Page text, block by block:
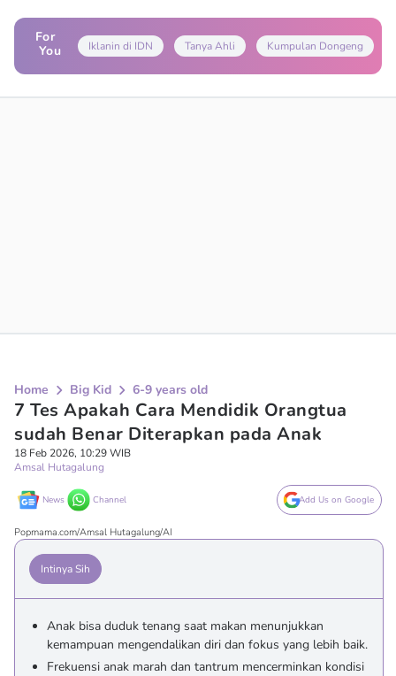
For
You
Iklanin di IDN Tanya Ahli Kumpulan Dongeng
Home Big Kid 6-9 years old
7 Tes Apakah Cara Mendidik Orangtua
sudah Benar Diterapkan pada Anak
18 Feb 2026, 10:29 WIB
Amsal Hutagalung
News Channel Add Us on Google
Popmama.com/Amsal Hutagalung/AI
Intinya Sih
Anak bisa duduk tenang saat makan menunjukkan
kemampuan mengendalikan diri dan fokus yang lebih baik.
Frekuensi anak marah dan tantrum mencerminkan kondisi